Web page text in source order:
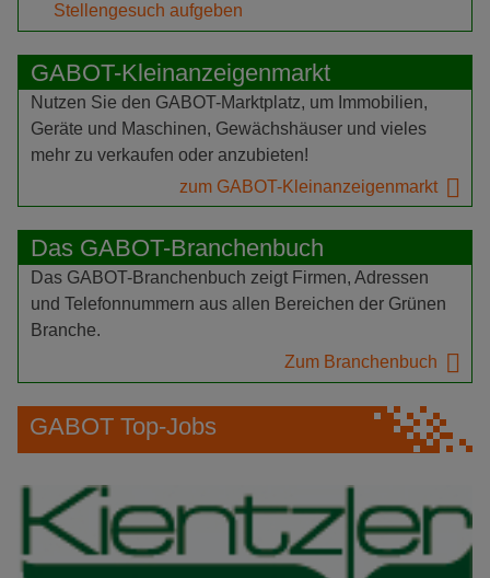
Stellengesuch aufgeben
GABOT-Kleinanzeigenmarkt
Nutzen Sie den GABOT-Marktplatz, um Immobilien,
Geräte und Maschinen, Gewächshäuser und vieles
mehr zu verkaufen oder anzubieten!
zum GABOT-Kleinanzeigenmarkt
Das GABOT-Branchenbuch
Das GABOT-Branchenbuch zeigt Firmen, Adressen
und Telefonnummern aus allen Bereichen der Grünen
Branche.
Zum Branchenbuch
GABOT Top-Jobs